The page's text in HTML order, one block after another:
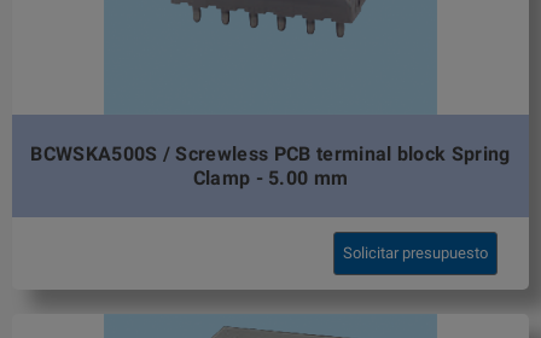
BCWSKA500S / Screwless PCB terminal block Spring
Clamp - 5.00 mm
Solicitar presupuesto